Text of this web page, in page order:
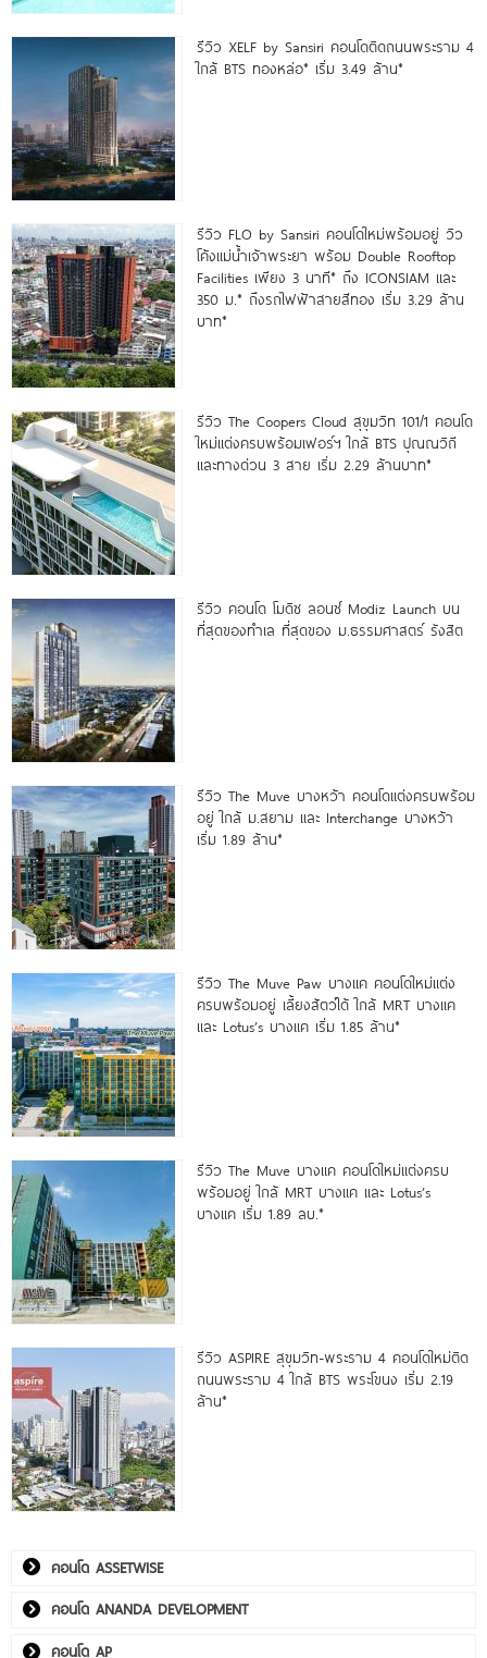
รีวิว XELF by Sansiri คอนโดติดถนนพระราม 4
ใกล้ BTS ทองหล่อ* เริ่ม 3.49 ล้าน*
รีวิว FLO by Sansiri คอนโดใหม่พร้อมอยู่ วิว
โค้งแม่น้ำเจ้าพระยา พร้อม Double Rooftop
Facilities เพียง 3 นาที* ถึง ICONSIAM และ
350 ม.* ถึงรถไฟฟ้าสายสีทอง เริ่ม 3.29 ล้าน
บาท*
รีวิว The Coopers Cloud สุขุมวิท 101/1 คอนโด
ใหม่แต่งครบพร้อมเฟอร์ฯ ใกล้ BTS ปุณณวิถี
และทางด่วน 3 สาย เริ่ม 2.29 ล้านบาท*
รีวิว คอนโด โมดิซ ลอนซ์ Modiz Launch บน
ที่สุดของทำเล ที่สุดของ ม.ธรรมศาสตร์ รังสิต
รีวิว The Muve บางหว้า คอนโดแต่งครบพร้อม
อยู่ ใกล้ ม.สยาม และ Interchange บางหว้า
เริ่ม 1.89 ล้าน*
รีวิว The Muve Paw บางแค คอนโดใหม่แต่ง
ครบพร้อมอยู่ เลี้ยงสัตว์ได้ ใกล้ MRT บางแค
และ Lotus’s บางแค เริ่ม 1.85 ล้าน*
รีวิว The Muve บางแค คอนโดใหม่แต่งครบ
พร้อมอยู่ ใกล้ MRT บางแค และ Lotus’s
บางแค เริ่ม 1.89 ลบ.*
รีวิว ASPIRE สุขุมวิท-พระราม 4 คอนโดใหม่ติด
ถนนพระราม 4 ใกล้ BTS พระโขนง เริ่ม 2.19
ล้าน*
คอนโด ASSETWISE
คอนโด ANANDA DEVELOPMENT
คอนโด AP